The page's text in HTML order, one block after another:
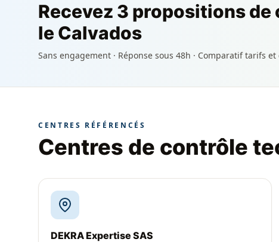
Recevez 3 propositions de
le Calvados
Sans engagement · Réponse sous 48h · Comparatif tarifs et
CENTRES RÉFÉRENCÉS
Centres de contrôle
DEKRA Expertise SAS